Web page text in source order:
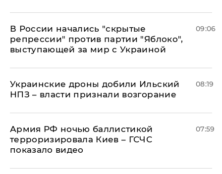
В России начались "скрытые
репрессии" против партии "Яблоко",
выступающей за мир с Украиной
09:06
Украинские дроны добили Ильский
НПЗ – власти признали возгорание
08:19
Армия РФ ночью баллистикой
терроризировала Киев – ГСЧС
показало видео
07:59